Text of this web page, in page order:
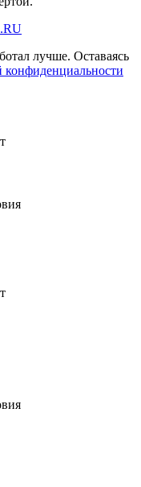
лучше. Оставаясь
конфиденциальности